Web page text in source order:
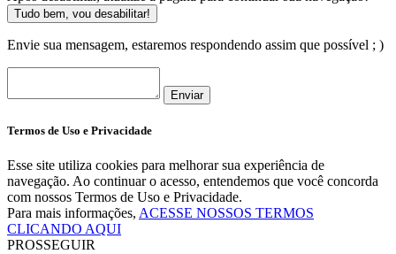
Tudo bem, vou desabilitar!
Envie sua mensagem, estaremos respondendo assim que possível ; )
Enviar
Termos de Uso e Privacidade
Esse site utiliza cookies para melhorar sua experiência de
navegação. Ao continuar o acesso, entendemos que você concorda
com nossos Termos de Uso e Privacidade.
Para mais informações, ACESSE NOSSOS TERMOS
CLICANDO AQUI
PROSSEGUIR